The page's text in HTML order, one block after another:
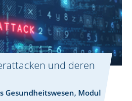
und deren
Gesundheitswesen, Modul